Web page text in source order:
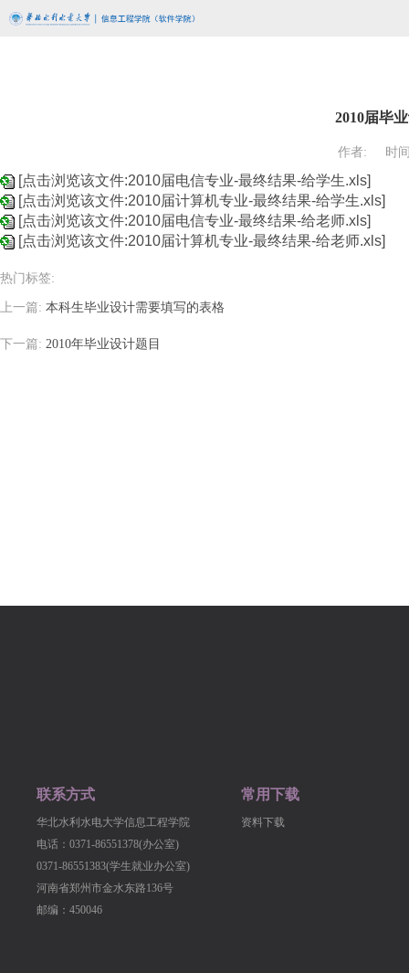
2010届毕
作者: 时
[点击浏览该文件:2010届电信专业-最终结果-给学生.xls]
[点击浏览该文件:2010届计算机专业-最终结果-给学生.xls]
[点击浏览该文件:2010届电信专业-最终结果-给老师.xls]
[点击浏览该文件:2010届计算机专业-最终结果-给老师.xls]
热门标签:
上一篇: 本科生毕业设计需要填写的表格
下一篇: 2010年毕业设计题目
联系方式
华北水利水电大学信息工程学院
电话：0371-86551378(办公室)
0371-86551383(学生就业办公室)
河南省郑州市金水东路136号
邮编：450046
常用下载
资料下载